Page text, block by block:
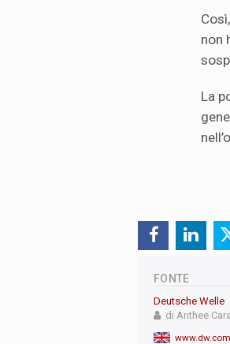
non
La
FONTE
Deutsche Welle
di Anthee